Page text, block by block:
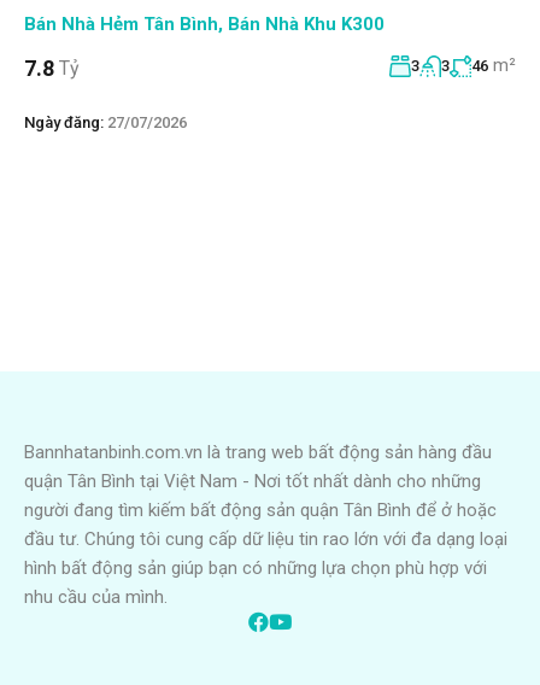
Bán Nhà Hẻm Tân Bình, Bán Nhà Khu K300
7.8 Tỷ 3 3 46 m²
Ngày đăng: 27/07/2026
Bannhatanbinh.com.vn là trang web bất động sản hàng đầu
quận Tân Bình tại Việt Nam - Nơi tốt nhất dành cho những
người đang tìm kiếm bất động sản quận Tân Bình để ở hoặc
đầu tư. Chúng tôi cung cấp dữ liệu tin rao lớn với đa dạng loại
hình bất động sản giúp bạn có những lựa chọn phù hợp với
nhu cầu của mình.